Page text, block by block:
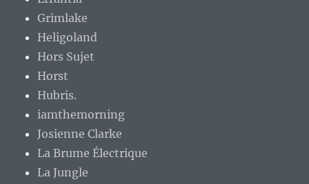
Grimlake
Heligoland
Hors Sujet
Horst
Hubris.
iamthemorning
Josienne Clarke
La Brume Électrique
La Jungle